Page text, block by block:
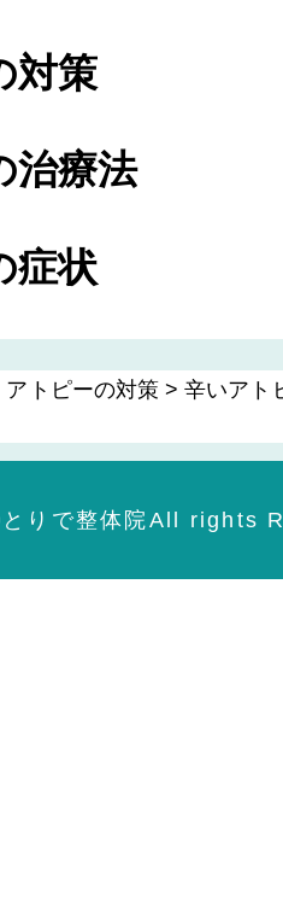
対策
治療法
症状
アトピーの対策 >辛いアト
りで整体院All rights